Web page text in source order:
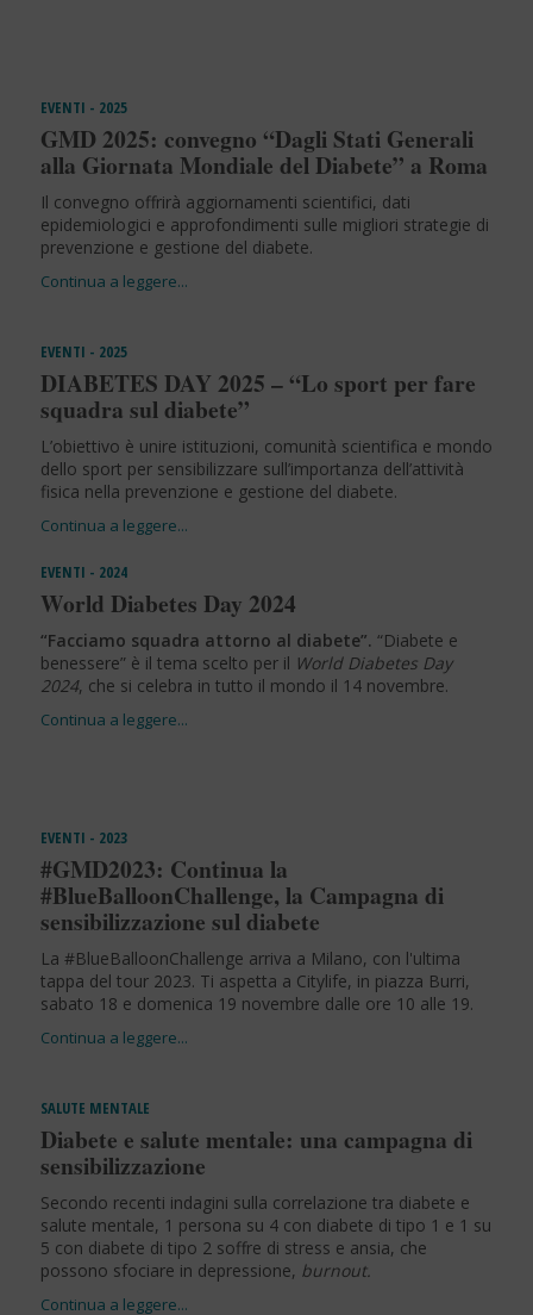
EVENTI - 2025
GMD 2025: convegno “Dagli Stati Generali
alla Giornata Mondiale del Diabete” a Roma
Il convegno offrirà aggiornamenti scientifici, dati
epidemiologici e approfondimenti sulle migliori strategie di
prevenzione e gestione del diabete.
EVENTI - 2025
DIABETES DAY 2025 – “Lo sport per fare
squadra sul diabete”
L’obiettivo è unire istituzioni, comunità scientifica e mondo
dello sport per sensibilizzare sull’importanza dell’attività
fisica nella prevenzione e gestione del diabete.
EVENTI - 2024
World Diabetes Day 2024
“Facciamo squadra attorno al diabete”. “Diabete e
benessere” è il tema scelto per il World Diabetes Day
2024, che si celebra in tutto il mondo il 14 novembre.
EVENTI - 2023
#GMD2023: Continua la
#BlueBalloonChallenge, la Campagna di
sensibilizzazione sul diabete
La #BlueBalloonChallenge arriva a Milano, con l'ultima
tappa del tour 2023. Ti aspetta a Citylife, in piazza Burri,
sabato 18 e domenica 19 novembre dalle ore 10 alle 19.
SALUTE MENTALE
Diabete e salute mentale: una campagna di
sensibilizzazione
Secondo recenti indagini sulla correlazione tra diabete e
salute mentale, 1 persona su 4 con diabete di tipo 1 e 1 su
5 con diabete di tipo 2 soffre di stress e ansia, che
possono sfociare in depressione, burnout.